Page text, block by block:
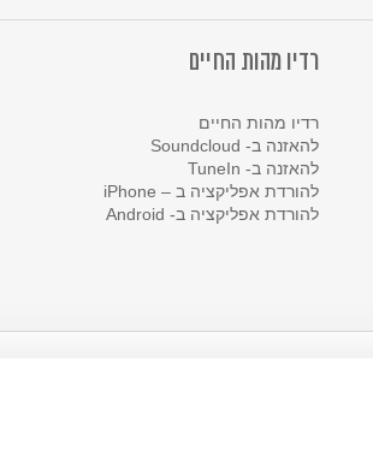
רדיו מהות החיים
רדיו מהות החיים
להאזנה ב- Soundcloud
להאזנה ב- TuneIn
להורדת אפליקציה ב – iPhone
להורדת אפליקציה ב- Android